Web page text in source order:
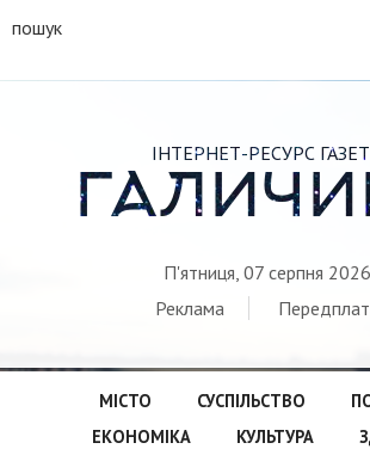
пошук
ІНТЕРНЕТ-РЕСУРС
П'ятниця, 07 серпня 2026
Реклама
МІСТО СУСПІЛЬСТВО
ЕКОНОМІКА
КУЛЬТУРА